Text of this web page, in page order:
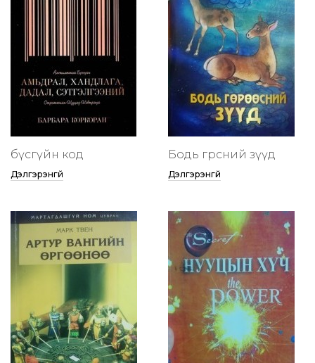
бүсгүйн код
Дэлгэрэнгүй
Бодь гөрөөсний зүүд
Дэлгэрэнгүй